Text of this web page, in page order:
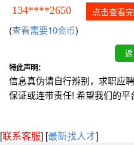
134****2650 点击查看
(查看需要10金币)
特此声明：
信息真伪请自行辨别，求职应
保证或连带责任! 希望我们的平
[联系客服] [最新找人才]